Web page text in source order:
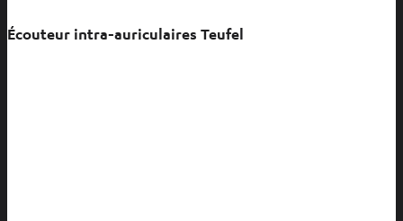
Écouteur intra-auriculaires Teufel